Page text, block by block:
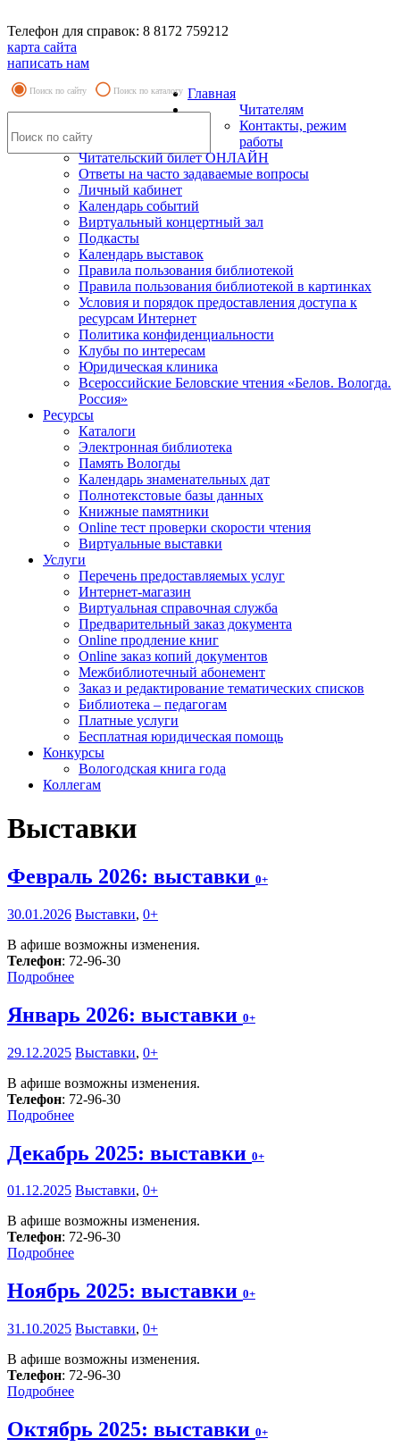
Телефон для справок: 8 8172 759212
карта сайта
написать нам
Поиск по сайту Поиск по каталогу Главная
Читателям
Контакты, режим
работы
Читательский билет ОНЛАЙН
Ответы на часто задаваемые вопросы
Личный кабинет
Календарь событий
Виртуальный концертный зал
Подкасты
Календарь выставок
Правила пользования библиотекой
Правила пользования библиотекой в картинках
Условия и порядок предоставления доступа к
ресурсам Интернет
Политика конфиденциальности
Клубы по интересам
Юридическая клиника
Всероссийские Беловские чтения «Белов. Вологда.
Россия»
Ресурсы
Каталоги
Электронная библиотека
Память Вологды
Календарь знаменательных дат
Полнотекстовые базы данных
Книжные памятники
Online тест проверки скорости чтения
Виртуальные выставки
Услуги
Перечень предоставляемых услуг
Интернет-магазин
Виртуальная справочная служба
Предварительный заказ документа
Online продление книг
Online заказ копий документов
Межбиблиотечный абонемент
Заказ и редактирование тематических списков
Библиотека – педагогам
Платные услуги
Бесплатная юридическая помощь
Конкурсы
Вологодская книга года
Коллегам
Выставки
Февраль 2026: выставки 0+
30.01.2026 Выставки, 0+
В афише возможны изменения.
Телефон: 72-96-30
Подробнее
Январь 2026: выставки 0+
29.12.2025 Выставки, 0+
В афише возможны изменения.
Телефон: 72-96-30
Подробнее
Декабрь 2025: выставки 0+
01.12.2025 Выставки, 0+
В афише возможны изменения.
Телефон: 72-96-30
Подробнее
Ноябрь 2025: выставки 0+
31.10.2025 Выставки, 0+
В афише возможны изменения.
Телефон: 72-96-30
Подробнее
Октябрь 2025: выставки 0+